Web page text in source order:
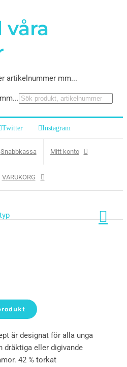
våra
artikelnummer mm...
Twitter Instagram
Snabbkassa Mitt konto
VARUKORG
är designat för alla unga
dräktiga eller digivande
42 % torkat